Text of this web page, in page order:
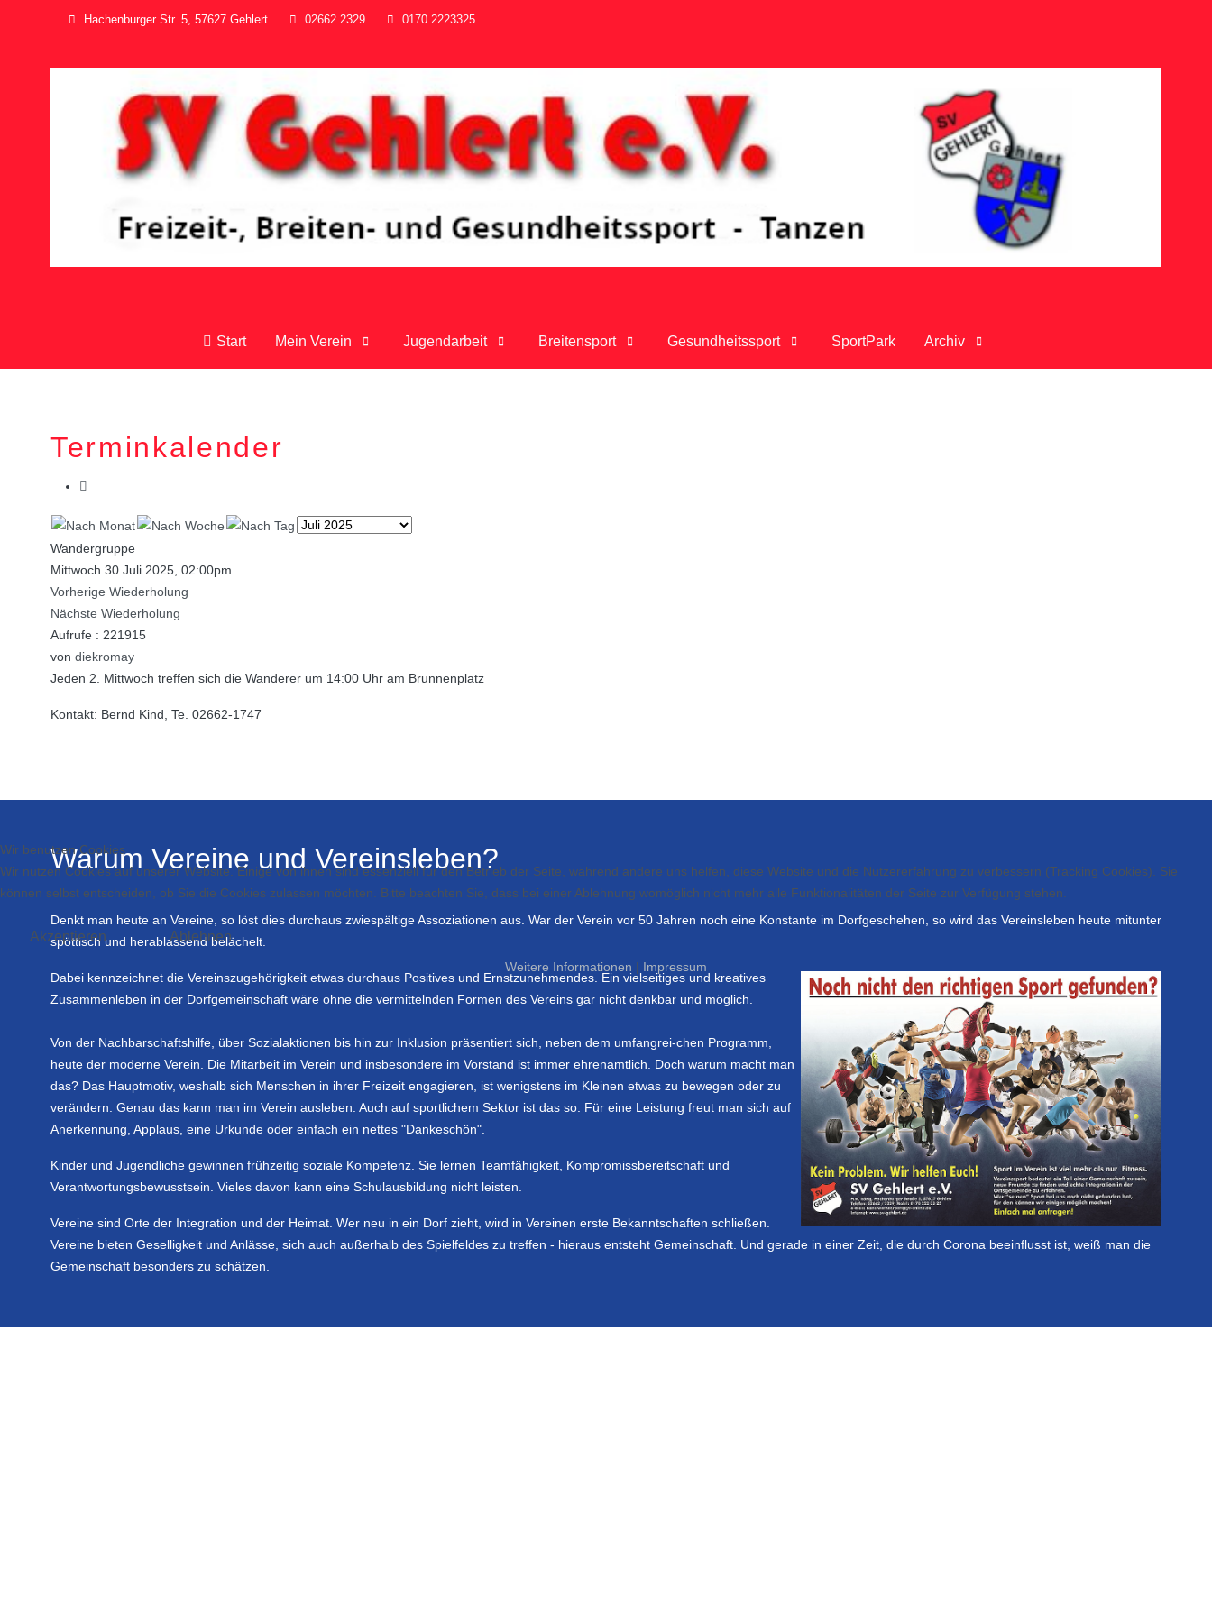
Hachenburger Str. 5, 57627 Gehlert 02662 2329 0170 2223325
Start Mein Verein Jugendarbeit Breitensport Gesundheitssport SportPark Archiv
Terminkalender
Wandergruppe
Mittwoch 30 Juli 2025, 02:00pm
Vorherige Wiederholung
Nächste Wiederholung
Aufrufe : 221915
von diekromay
Jeden 2. Mittwoch treffen sich die Wanderer um 14:00 Uhr am Brunnenplatz
Kontakt: Bernd Kind, Te. 02662-1747
Warum Vereine und Vereinsleben?
Denkt man heute an Vereine, so löst dies durchaus zwiespältige Assoziationen aus. War der Verein vor 50 Jahren noch eine Konstante im Dorfgeschehen, so wird das Vereinsleben heute mitunter
spöttisch und herablassend belächelt.
Dabei kennzeichnet die Vereinszugehörigkeit etwas durchaus Positives und Ernstzunehmendes. Ein vielseitiges und kreatives
Zusammenleben in der Dorfgemeinschaft wäre ohne die vermittelnden Formen des Vereins gar nicht denkbar und möglich.
Von der Nachbarschaftshilfe, über Sozialaktionen bis hin zur Inklusion präsentiert sich, neben dem umfangrei-chen Programm,
heute der moderne Verein. Die Mitarbeit im Verein und insbesondere im Vorstand ist immer ehrenamtlich. Doch warum macht man
das? Das Hauptmotiv, weshalb sich Menschen in ihrer Freizeit engagieren, ist wenigstens im Kleinen etwas zu bewegen oder zu
verändern. Genau das kann man im Verein ausleben. Auch auf sportlichem Sektor ist das so. Für eine Leistung freut man sich auf
Anerkennung, Applaus, eine Urkunde oder einfach ein nettes "Dankeschön".
Kinder und Jugendliche gewinnen frühzeitig soziale Kompetenz. Sie lernen Teamfähigkeit, Kompromissbereitschaft und
Verantwortungsbewusstsein. Vieles davon kann eine Schulausbildung nicht leisten.
Vereine sind Orte der Integration und der Heimat. Wer neu in ein Dorf zieht, wird in Vereinen erste Bekanntschaften schließen.
Vereine bieten Geselligkeit und Anlässe, sich auch außerhalb des Spielfeldes zu treffen - hieraus entsteht Gemeinschaft. Und gerade in einer Zeit, die durch Corona beeinflusst ist, weiß man die
Gemeinschaft besonders zu schätzen.
Wir benutzen Cookies
Wir nutzen Cookies auf unserer Website. Einige von ihnen sind essenziell für den Betrieb der Seite, während andere uns helfen, diese Website und die Nutzererfahrung zu verbessern (Tracking Cookies). Sie
können selbst entscheiden, ob Sie die Cookies zulassen möchten. Bitte beachten Sie, dass bei einer Ablehnung womöglich nicht mehr alle Funktionalitäten der Seite zur Verfügung stehen.
Akzeptieren Ablehnen
Weitere Informationen | Impressum